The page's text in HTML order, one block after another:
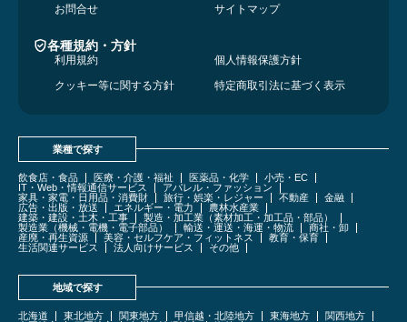
お問合せ
サイトマップ
各種規約・方針
利用規約
個人情報保護方針
クッキー等に関する方針
特定商取引法に基づく表示
業種で探す
飲食店・食品 医療・介護・福祉 医薬品・化学
小売・EC
IT・Web・情報通信サービス
アパレル・ファッション
家具・家電・日用品・消費財
旅行・娯楽・レジャー 不動産
金融
広告・出版・放送
エネルギー・電力
農林水産業
建築・建設・土木・工事
製造・加工業（素材加工・加工品・部品）
製造業（機械・電機・電子部品）
輸送・運送・海運・物流
商社・卸
産廃・再生資源
美容・セルフケア・フィットネス
教育・保育
生活関連サービス
法人向けサービス その他
地域で探す
北海道 東北地方 関東地方 甲信越・北陸地方 東海地方
関西地方